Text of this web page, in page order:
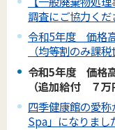
調査にご協力くだ
令和5年度 価格
（均等割のみ課
令和5年度 価格
（追加給付 ７万
四季健康館の愛
Spa」になりまし